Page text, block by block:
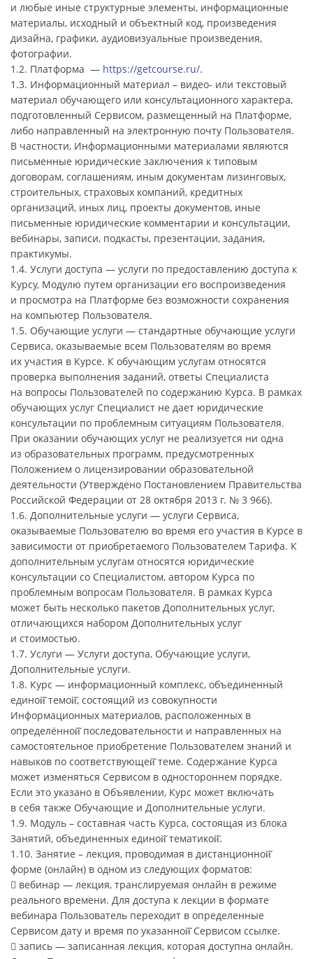
и любые иные структурные элементы, информационные
материалы, исходный и объектный код, произведения
дизайна, графики, аудиовизуальные произведения,
фотографии.
1.2. Платформа — https://getcourse.ru/.
1.3. Информационный материал – видео- или текстовый
материал обучающего или консультационного характера,
подготовленный Сервисом, размещенный на Платформе,
либо направленный на электронную почту Пользователя.
В частности, Информационными материалами являются
письменные юридические заключения к типовым
договорам, соглашениям, иным документам лизинговых,
строительных, страховых компаний, кредитных
организаций, иных лиц, проекты документов, иные
письменные юридические комментарии и консультации,
вебинары, записи, подкасты, презентации, задания,
практикумы.
1.4. Услуги доступа — услуги по предоставлению доступа к
Курсу, Модулю путем организации его воспроизведения
и просмотра на Платформе без возможности сохранения
на компьютер Пользователя.
1.5. Обучающие услуги — стандартные обучающие услуги
Сервиса, оказываемые всем Пользователям во время
их участия в Курсе. К обучающим услугам относятся
проверка выполнения заданий, ответы Специалиста
на вопросы Пользователей по содержанию Курса. В рамках
обучающих услуг Специалист не дает юридические
консультации по проблемным ситуациям Пользователя.
При оказании обучающих услуг не реализуется ни одна
из образовательных программ, предусмотренных
Положением о лицензировании образовательной
деятельности (Утверждено Постановлением Правительства
Российской Федерации от 28 октября 2013 г. № 3 966).
1.6. Дополнительные услуги — услуги Сервиса,
оказываемые Пользователю во время его участия в Курсе в
зависимости от приобретаемого Пользователем Тарифа. К
дополнительным услугам относятся юридические
консультации со Специалистом, автором Курса по
проблемным вопросам Пользователя. В рамках Курса
может быть несколько пакетов Дополнительных услуг,
отличающихся набором Дополнительных услуг
и стоимостью.
1.7. Услуги — Услуги доступа, Обучающие услуги,
Дополнительные услуги.
1.8. Курс — информационный комплекс, объединенный
единой̆ темой̆, состоящий из совокупности
Информационных материалов, расположенных в
определённой̆ последовательности и направленных на
самостоятельное приобретение Пользователем знаний и
навыков по соответствующей̆ теме. Содержание Курса
может изменяться Сервисом в одностороннем порядке.
Если это указано в Объявлении, Курс может включать
в себя также Обучающие и Дополнительные услуги.
1.9. Модуль – составная часть Курса, состоящая из блока
Занятий, объединенных единой̆ тематикой̆.
1.10. Занятие – лекция, проводимая в дистанционной̆
форме (онлайн) в одном из следующих форматов:
 вебинар — лекция, транслируемая онлайн в режиме
реального времени. Для доступа к лекции в формате
вебинара Пользователь переходит в определенные
Сервисом дату и время по указанной̆ Сервисом ссылке.
 запись — записанная лекция, которая доступна онлайн.